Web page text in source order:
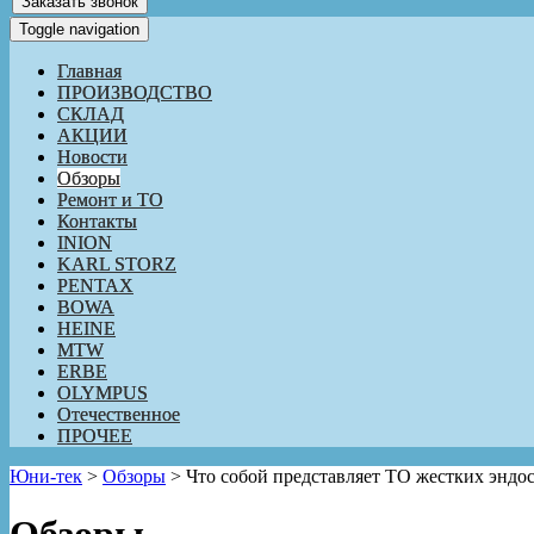
Toggle navigation
Главная
ПРОИЗВОДСТВО
СКЛАД
АКЦИИ
Новости
Обзоры
Ремонт и ТО
Контакты
INION
KARL STORZ
PENTAX
BOWA
HEINE
MTW
ERBE
OLYMPUS
Отечественное
ПРОЧЕЕ
Юни-тек > Обзоры > Что собой представляет ТО жестких